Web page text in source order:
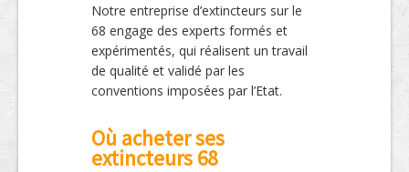
Notre entreprise d’extincteurs sur le
68 engage des experts formés et
expérimentés, qui réalisent un travail
de qualité et validé par les
conventions imposées par l’Etat.
Où acheter ses
extincteurs 68